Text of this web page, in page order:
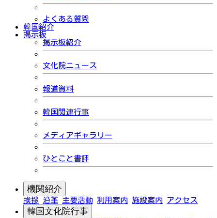
よくある質問
韓国紹介
掲示板
掲示板紹介
文化院ニュース
報道資料
韓国関連行事
メディアギャラリー
ひとこと書評
機関紹介
挨拶 沿革 主要活動 利用案内 施設案内 アクセス
韓国文化院行事